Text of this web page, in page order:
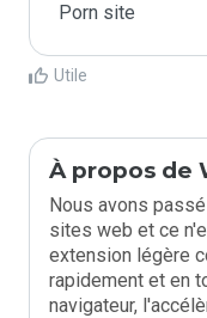
Porn site
Utile
À propos de
Nous avons
sites web et ce
extension légère
rapidement et en
navigateur,